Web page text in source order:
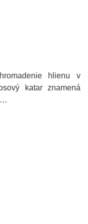
hlienu v
katar znamená